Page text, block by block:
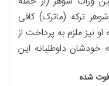
ترکه (ماترک) کافی
نیز ملزم به پرداخت از
داوطلبانه این